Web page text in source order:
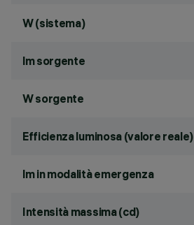
W (sistema)
lm sorgente
W sorgente
Efficienza luminosa (valore reale)
lm in modalità emergenza
Intensità massima (cd)